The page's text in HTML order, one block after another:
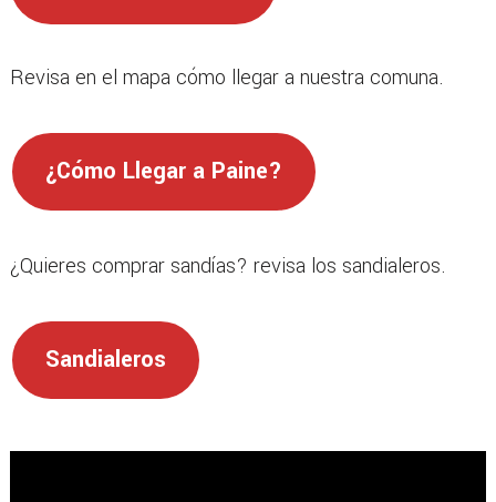
Revisa en el mapa cómo llegar a nuestra comuna.
¿Cómo Llegar a Paine?
¿Quieres comprar sandías? revisa los sandialeros.
Sandialeros